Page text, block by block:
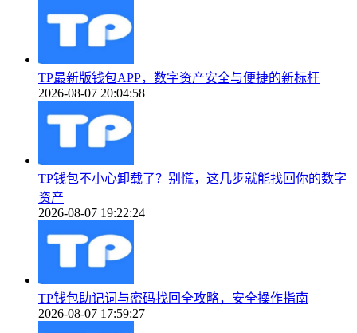
TP最新版钱包APP，数字资产安全与便捷的新标杆
2026-08-07 20:04:58
TP钱包不小心卸载了？别慌，这几步就能找回你的数字
资产
2026-08-07 19:22:24
TP钱包助记词与密码找回全攻略，安全操作指南
2026-08-07 17:59:27